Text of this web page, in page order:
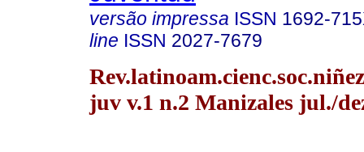
versão impressa ISSN 1692-
line ISSN 2027-7679
Rev.latinoam.cienc.soc.niñez
juv v.1 n.2 Manizales jul./